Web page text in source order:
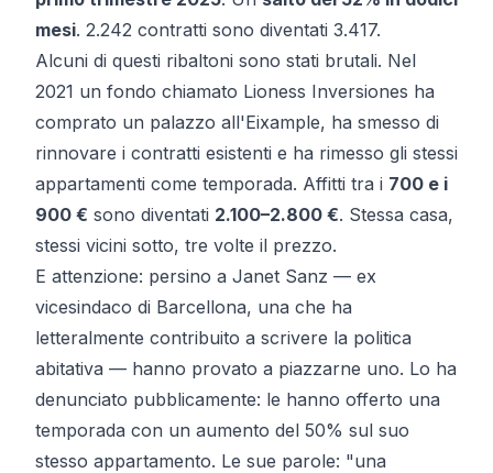
mesi. 2.242 contratti sono diventati 3.417.
Alcuni di questi ribaltoni sono stati brutali. Nel
2021 un fondo chiamato Lioness Inversiones ha
comprato un palazzo all'Eixample, ha smesso di
rinnovare i contratti esistenti e ha rimesso gli stessi
appartamenti come temporada. Affitti tra i 700 e i
900 € sono diventati 2.100–2.800 €. Stessa casa,
stessi vicini sotto, tre volte il prezzo.
E attenzione: persino a Janet Sanz — ex
vicesindaco di Barcellona, una che ha
letteralmente contribuito a scrivere la politica
abitativa — hanno provato a piazzarne uno. Lo ha
denunciato pubblicamente: le hanno offerto una
temporada con un aumento del 50% sul suo
stesso appartamento. Le sue parole: "una